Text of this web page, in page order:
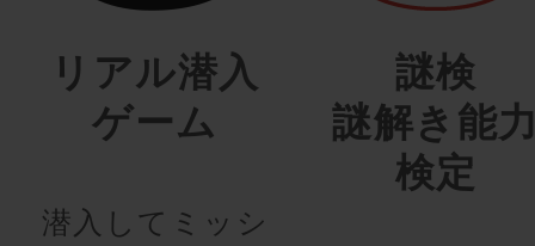
リアル潜入
ゲーム
潜入してミッシ
謎検
謎解き能
検定